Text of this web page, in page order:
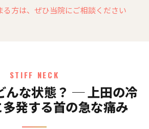
る方は、ぜひ当院にご相談ください
STIFF NECK
んな状態？ ─ 上田の冷
発する首の急な痛み